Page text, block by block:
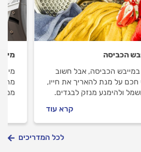
הכביסה
הכביסה, אבל חשוב
על מנת להאריך את חייו,
ולהימנע מנזק לבגדים.
במייבש ומה עושים לפני
כביסה
קרא עוד
לכל המדריכים